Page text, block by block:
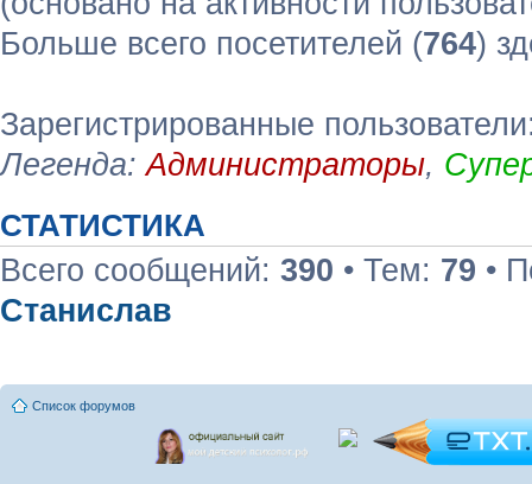
Больше всего посетителей (764)
Зарегистрированные
Легенда:Администраторы,
СТАТИСТИКА
Всего сообщений: 390 • Тем: 79 •
Станислав
Список форумов